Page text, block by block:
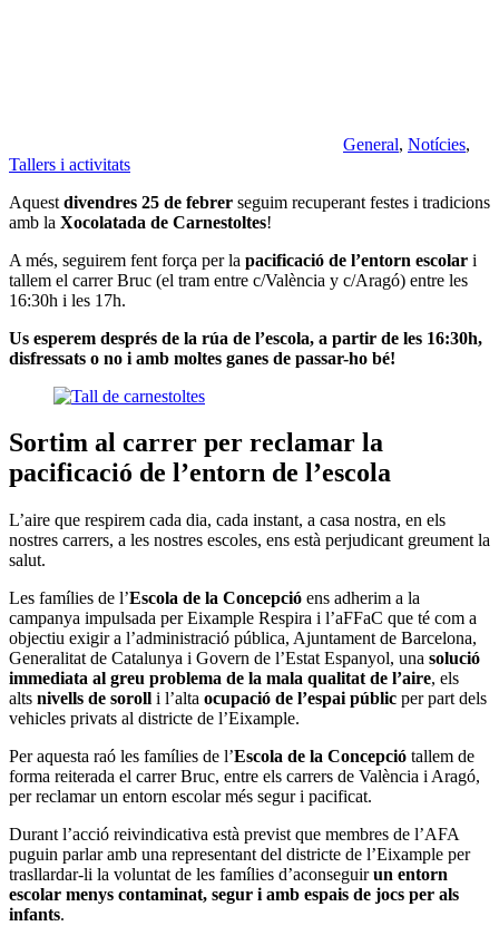
General, Notícies,
Tallers i activitats
Aquest divendres 25 de febrer seguim recuperant festes i tradicions
amb la Xocolatada de Carnestoltes!
A més, seguirem fent força per la pacificació de l’entorn escolar i
tallem el carrer Bruc (el tram entre c/València y c/Aragó) entre les
16:30h i les 17h.
Us esperem després de la rúa de l’escola, a partir de les 16:30h,
disfressats o no i amb moltes ganes de passar-ho bé!
Sortim al carrer per reclamar la
pacificació de l’entorn de l’escola
L’aire que respirem cada dia, cada instant, a casa nostra, en els
nostres carrers, a les nostres escoles, ens està perjudicant greument la
salut.
Les famílies de l’Escola de la Concepció ens adherim a la
campanya impulsada per Eixample Respira i l’aFFaC que té com a
objectiu exigir a l’administració pública, Ajuntament de Barcelona,
Generalitat de Catalunya i Govern de l’Estat Espanyol, una solució
immediata al greu problema de la mala qualitat de l’aire, els
alts nivells de soroll i l’alta ocupació de l’espai públic per part dels
vehicles privats al districte de l’Eixample.
Per aquesta raó les famílies de l’Escola de la Concepció tallem de
forma reiterada el carrer Bruc, entre els carrers de València i Aragó,
per reclamar un entorn escolar més segur i pacificat.
Durant l’acció reivindicativa està previst que membres de l’AFA
puguin parlar amb una representant del districte de l’Eixample per
trasllardar-li la voluntat de les famílies d’aconseguirun entorn
escolar menys contaminat, segur i amb espais de jocs per als
infants.